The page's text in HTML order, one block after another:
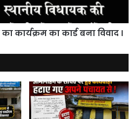
कार्यक्रम का कार्ड बना विवाद ।